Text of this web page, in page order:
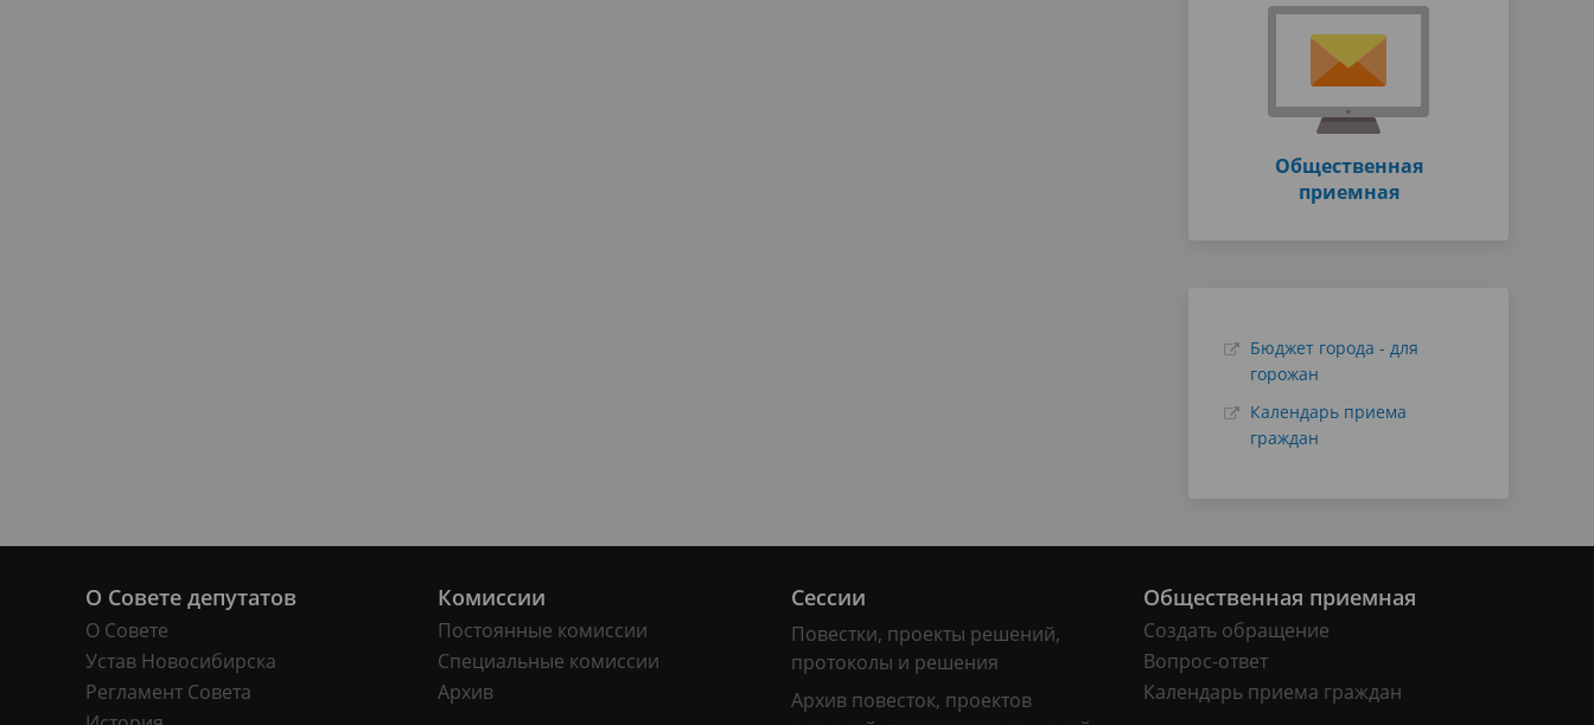
Общественная
приемная
Бюджет города - для
горожан
Календарь приема
граждан
О Совете депутатов
О Совете
Устав Новосибирска
Регламент Совета
Комиссии
Постоянные комиссии
Специальные комиссии
Архив
Сессии
Повестки, проекты решений,
протоколы и решения
Архив повесток, проектов
Общественная приемная
Создать обращение
Вопрос-ответ
Календарь приема граждан